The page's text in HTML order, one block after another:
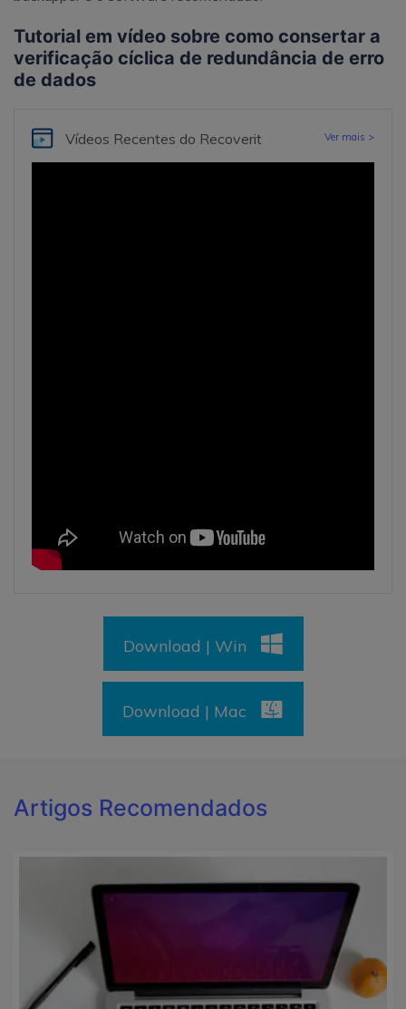
Tutorial em vídeo sobre como consertar a
verificação cíclica de redundância de erro
de dados
Vídeos Recentes do Recoverit Ver mais >
Download | Win
Download | Mac
Artigos Recomendados